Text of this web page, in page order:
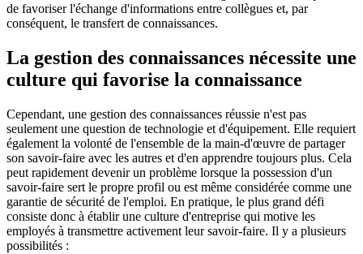
de favoriser l'échange d'informations entre collègues et, par
conséquent, le transfert de connaissances.
La gestion des connaissances nécessite une
culture qui favorise la connaissance
Cependant, une gestion des connaissances réussie n'est pas
seulement une question de technologie et d'équipement. Elle requiert
également la volonté de l'ensemble de la main-d'œuvre de partager
son savoir-faire avec les autres et d'en apprendre toujours plus. Cela
peut rapidement devenir un problème lorsque la possession d'un
savoir-faire sert le propre profil ou est même considérée comme une
garantie de sécurité de l'emploi. En pratique, le plus grand défi
consiste donc à établir une culture d'entreprise qui motive les
employés à transmettre activement leur savoir-faire. Il y a plusieurs
possibilités :